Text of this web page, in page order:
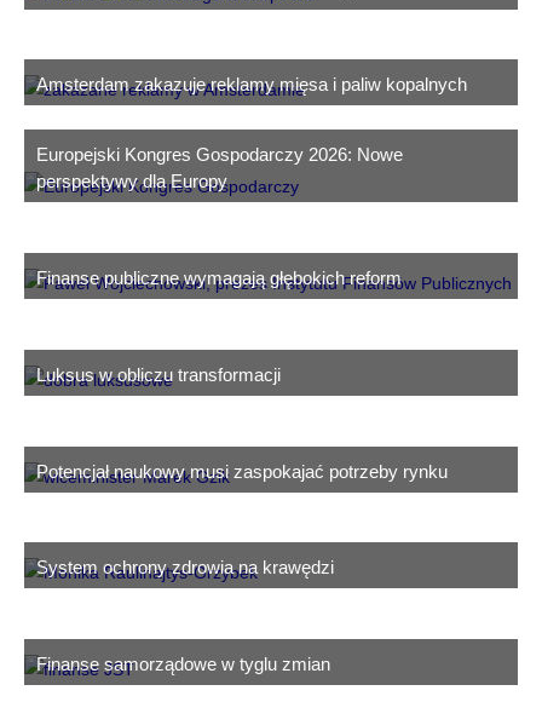
Amsterdam zakazuje reklamy mięsa i paliw kopalnych
Europejski Kongres Gospodarczy 2026: Nowe
perspektywy dla Europy
Finanse publiczne wymagają głębokich reform
Luksus w obliczu transformacji
Potencjał naukowy musi zaspokajać potrzeby rynku
System ochrony zdrowia na krawędzi
Finanse samorządowe w tyglu zmian